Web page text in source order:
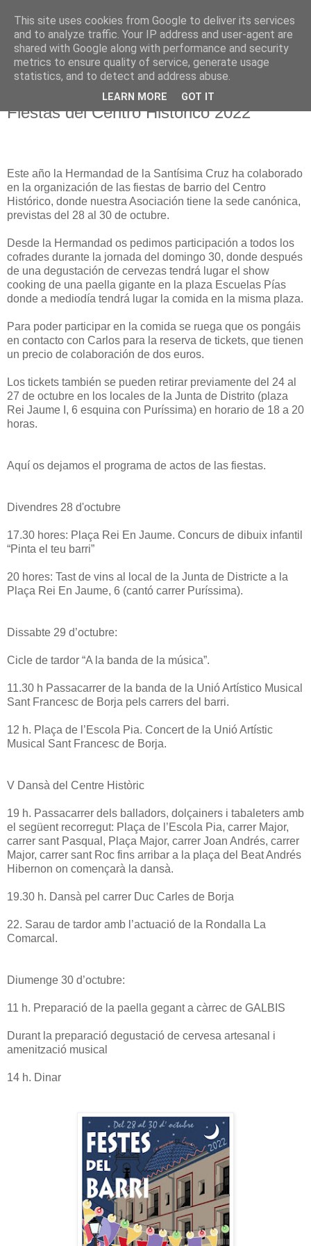
Hermandad de la
Santísima Cruz
Fiestas del Centro Histórico 2022
Este año la Hermandad de la Santísima Cruz ha colaborado
en la organización de las fiestas de barrio del Centro
Histórico, donde nuestra Asociación tiene la sede canónica,
previstas del 28 al 30 de octubre.
Desde la Hermandad os pedimos participación a todos los
cofrades durante la jornada del domingo 30, donde después
de una degustación de cervezas tendrá lugar el show
cooking de una paella gigante en la plaza Escuelas Pías
donde a mediodía tendrá lugar la comida en la misma plaza.
Para poder participar en la comida se ruega que os pongáis
en contacto con Carlos para la reserva de tickets, que tienen
un precio de colaboración de dos euros.
Los tickets también se pueden retirar previamente del 24 al
27 de octubre en los locales de la Junta de Distrito (plaza
Rei Jaume I, 6 esquina con Puríssima) en horario de 18 a 20
horas.
Aquí os dejamos el programa de actos de las fiestas.
Divendres 28 d'octubre
17.30 hores: Plaça Rei En Jaume. Concurs de dibuix infantil
“Pinta el teu barri”
20 hores: Tast de vins al local de la Junta de Districte a la
Plaça Rei En Jaume, 6 (cantó carrer Puríssima).
Dissabte 29 d’octubre:
Cicle de tardor “A la banda de la música”.
11.30 h Passacarrer de la banda de la Unió Artístico Musical
Sant Francesc de Borja pels carrers del barri.
12 h. Plaça de l’Escola Pia. Concert de la Unió Artístic
Musical Sant Francesc de Borja.
V Dansà del Centre Històric
19 h. Passacarrer dels balladors, dolçainers i tabaleters amb
el següent recorregut: Plaça de l’Escola Pia, carrer Major,
carrer sant Pasqual, Plaça Major, carrer Joan Andrés, carrer
Major, carrer sant Roc fins arribar a la plaça del Beat Andrés
Hibernon on començarà la dansà.
19.30 h. Dansà pel carrer Duc Carles de Borja
22. Sarau de tardor amb l’actuació de la Rondalla La
Comarcal.
Diumenge 30 d’octubre:
11 h. Preparació de la paella gegant a càrrec de GALBIS
Durant la preparació degustació de cervesa artesanal i
amenització musical
14 h. Dinar
This site uses cookies from Google to deliver its services
and to analyze traffic. Your IP address and user-agent are
shared with Google along with performance and security
metrics to ensure quality of service, generate usage
statistics, and to detect and address abuse.
LEARN MORE GOT IT